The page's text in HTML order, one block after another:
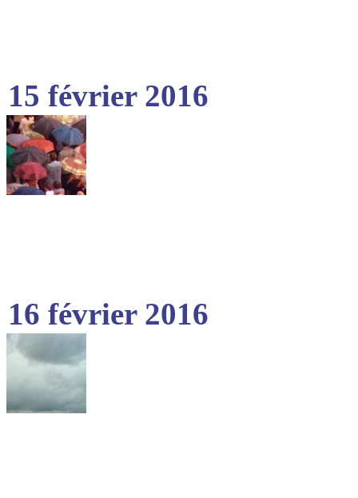
15 février 2016
16 février 2016